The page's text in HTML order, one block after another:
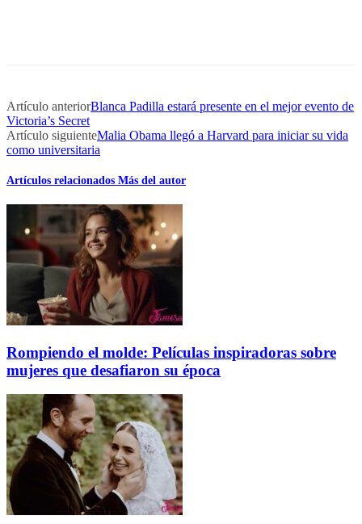
Artículo anteriorBlanca Padilla estará presente en el mejor evento de
Victoria’s Secret
Artículo siguienteMalia Obama llegó a Harvard para iniciar su vida
como universitaria
Artículos relacionados Más del autor
Rompiendo el molde: Películas inspiradoras sobre
mujeres que desafiaron su época